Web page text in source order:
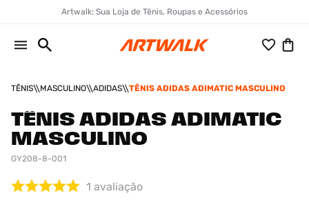
Artwalk: Sua Loja de Tênis, Roupas e Acessórios
TÊNIS MASCULINO ADIDAS TÊNIS ADIDAS ADIMATIC MASCULINO
TÊNIS ADIDAS ADIMATIC
MASCULINO
GY208-8-001
1 avaliação